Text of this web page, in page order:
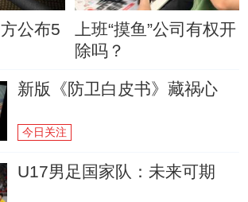
公布5
上班“摸鱼”公司有权开
除吗？
新版《防卫白皮书》藏祸心
今日关注
U17男足国家队：未来可期